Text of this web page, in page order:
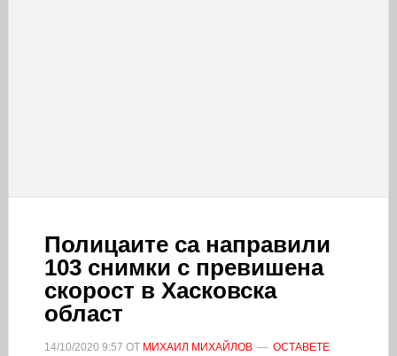
Полицаите са направили
103 снимки с превишена
скорост в Хасковска
област
14/10/2020 9:57 ОТ МИХАИЛ МИХАЙЛОВ
ОСТАВЕТЕ